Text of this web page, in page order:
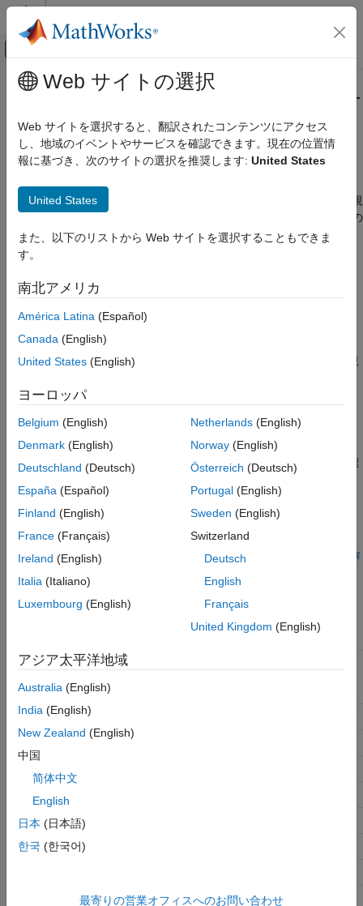
コンテンツへスキップ
オフキャンバス ナビゲーション メ
ドキュメンテーションのホーム
コード検証
Polyspace Code Prover
ソースとビルド オプションの構成
Polyspace 解析で使用される C/C++ 言語規
サポートされている言語規格
既定の言語規格
メインコンテンツ
Polyspace 解析で使用される C/C++
言語規格
Polyspace ®解析は、コード コンパイルの特定の言語規格に従い
る言語の要素を定義します。たとえば、Polyspace 解析で C99 規
のスレッド サポート ライブラリの
使用など、C11 の機能はコンパイル エラーの原因になります。
Polyspace 解析は以下の規格をサポートしています。
: C90、C99、C11、C17
既定の規格はコンパイラの指定によって異なります。言語規
version)
C++: C++03、C++11、C++14、C++17、C++20
既定の規格はコンパイラの指定によって異なります。言語標
version)を使用します。
既定の言語規格
既定の言語規格は、オプション
[コンパイル ツールチェーン (静的解
GCC コンパイラ
C++ 規格
gnu3.4、gnu4.6、
gnu4.9
gnu5.x
gnu8.x
gnu9.x
gnu10.x
C17 C++17
Web サイトの選択
Web サイトを選択すると、翻訳されたコンテンツにアクセス
し、地域のイベントやサービスを確認できます。現在の位置情
報に基づき、次のサイトの選択を推奨します: United States
United States
また、以下のリストから Web サイトを選択することもできま
す。
南北アメリカ
América Latina (Español)
Canada (English)
United States (English)
ヨーロッパ
Belgium (English)
Denmark (English)
Deutschland (Deutsch)
España (Español)
Finland (English)
France (Français)
Ireland (English)
Italia (Italiano)
Luxembourg (English)
Netherlands(English)
Norway(English)
Österreich (Deutsch)
Portugal(English)
Sweden (English)
Switzerland
Deutsch
English
Français
United Kingdom (English)
アジア太平洋地域
Australia (English)
India (English)
New Zealand (English)
中国
简体中文
English
日本 (日本語)
한국 (한국어)
最寄りの営業オフィスへのお問い合わせ